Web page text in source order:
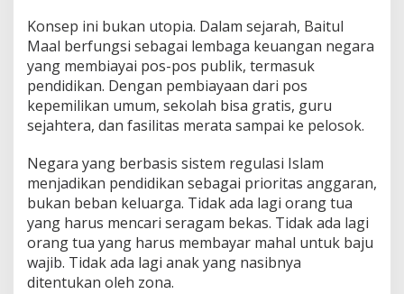
Konsep ini bukan utopia. Dalam sejarah, Baitul
Maal berfungsi sebagai lembaga keuangan negara
yang membiayai pos-pos publik, termasuk
pendidikan. Dengan pembiayaan dari pos
kepemilikan umum, sekolah bisa gratis, guru
sejahtera, dan fasilitas merata sampai ke pelosok.
Negara yang berbasis sistem regulasi Islam
menjadikan pendidikan sebagai prioritas anggaran,
bukan beban keluarga. Tidak ada lagi orang tua
yang harus mencari seragam bekas. Tidak ada lagi
orang tua yang harus membayar mahal untuk baju
wajib. Tidak ada lagi anak yang nasibnya
ditentukan oleh zona.